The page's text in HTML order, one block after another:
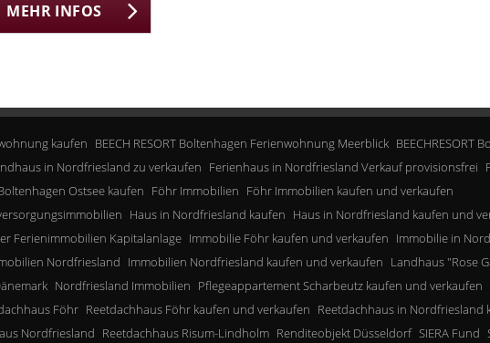
MEHR INFOS
kaufen BEECH RESORT Boltenhagen Ferienwohnung Meerblick BEECHRESORT
in Nordfriesland zu verkaufen Ferienhaus in Nordfriesland Verkauf provisionsfrei
Ostsee kaufen Föhr Immobilien Föhr Immobilien kaufen und verkaufen
Haus in Nordfriesland kaufen Haus in Nordfriesland kaufen und
Ferienimmobilien Kapitalanlage Immobilie Föhr kaufen und verkaufen Immobilie in
Nordfriesland Immobilien Nordfriesland kaufen und verkaufen Landhaus "Rose
Nordfriesland Immobilien Pflegeappartement Scharbeutz kaufen und verkaufen
Föhr Reetdachhaus Föhr kaufen und verkaufen Reetdachhaus in Nordfriesland
Nordfriesland Reetdachhaus Risum-Lindholm Renditeobjekt Düsseldorf SIERA Fund